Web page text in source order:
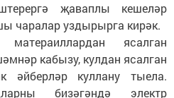
җаваплы кешеләр
чаралар уздырырга кирәк.
ясалган
кабызу, кулдан ясалган
әйберләр куллану тыела.
бизәгәндә электр